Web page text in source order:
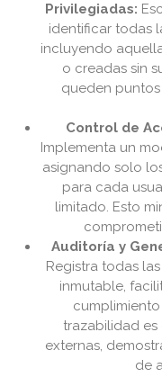
Privilegiadas:
identificar todas
incluyendo
o creadas sin
queden
Control de
Implementa un
asignando solo
para cada
limitado. Esto
Auditoría y
Registra todas
inmutable,
trazabilidad es
externas,
de